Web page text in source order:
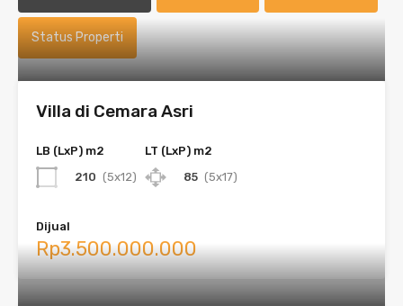
Status Properti
Villa di Cemara Asri
LB (LxP) m2
210 (5x12)
LT (LxP) m2
85 (5x17)
Dijual
Rp3.500.000.000